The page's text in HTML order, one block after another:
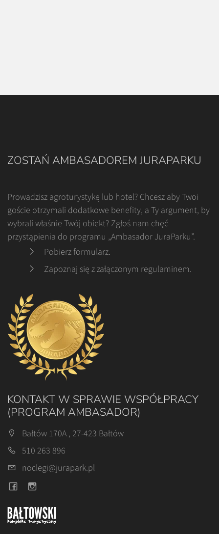
ZOSTAŃ AMBASADOREM JURAPARKU
Prowadzisz agroturystykę lub hotel? Chcesz aby Twoi
goście otrzymali dodatkowe benefity, a Ty argument, by
wybrali właśnie Twój obiekt? Zgłoś nam chęć
przystąpienia do programu „Ambasador JuraParku”.
Pobierz formularz.
Zapoznaj się z załączonym regulaminem.
KONTAKT W SPRAWIE WSPÓŁPRACY
(PROGRAM AMBASADOR)
Bałtów 170A , 27-423 Bałtów
510 263 896
noclegi@jurapark.pl